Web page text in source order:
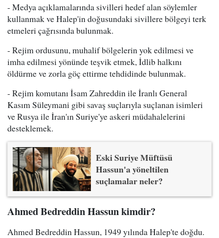
- Medya açıklamalarında sivilleri hedef alan söylemler
kullanmak ve Halep'in doğusundaki sivillere bölgeyi terk
etmeleri çağrısında bulunmak.
- Rejim ordusunu, muhalif bölgelerin yok edilmesi ve
imha edilmesi yönünde teşvik etmek, İdlib halkını
öldürme ve zorla göç ettirme tehdidinde bulunmak.
- Rejim komutanı İsam Zahreddin ile İranlı General
Kasım Süleymani gibi savaş suçlarıyla suçlanan isimleri
ve Rusya ile İran'ın Suriye'ye askeri müdahalelerini
desteklemek.
Eski Suriye Müftüsü
Hassun'a yöneltilen
suçlamalar neler?
Ahmed Bedreddin Hassun kimdir?
Ahmed Bedreddin Hassun, 1949 yılında Halep'te doğdu.